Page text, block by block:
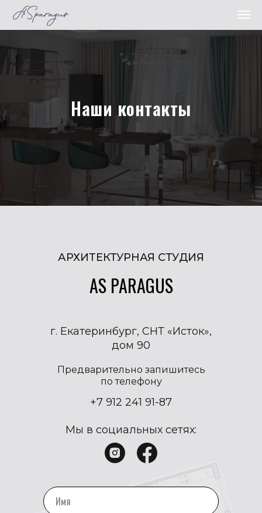
Наши контакты
+7 912 241 91-87
АРХИТЕКТУРНАЯ СТУДИЯ
AS PARAGUS
Предварительно запишитесь
по телефону
г. Екатеринбург, СНТ «Исток»,
дом 90
Мы в социальных сетях: